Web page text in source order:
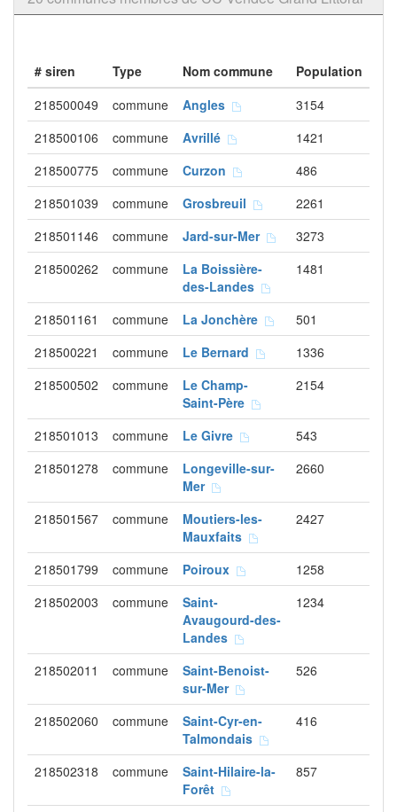
# siren Type Nom commune
Population
218500049
commune Angles
3154
218500106
commune Avrillé
1421
218500775
commune Curzon
486
218501039
commune Grosbreuil
2261
218501146
commune Jard-sur-Mer
3273
218500262
commune
La Boissière-
des-Landes
1481
218501161 commune La Jonchère
501
218500221
commune Le Bernard
1336
218500502
commune
Le Champ-
Saint-Père
2154
218501013 commune Le Givre
543
218501278
commune
Longeville-sur-
Mer
2660
218501567 commune
Moutiers-les-
Mauxfaits
2427
218501799 commune Poiroux
1258
218502003
commune
Saint-
Avaugourd-des-
Landes
1234
218502011 commune
Saint-Benoist-
sur-Mer
526
218502060 commune
Saint-Cyr-en-
Talmondais
416
218502318 commune
Saint-Hilaire-la-
Forêt
857